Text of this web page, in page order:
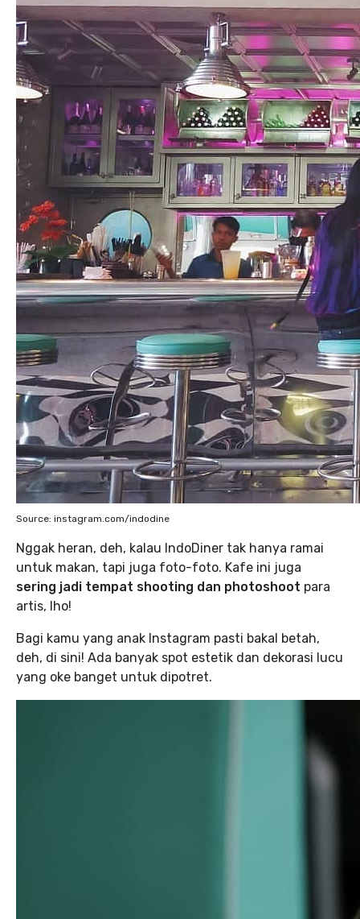
Source: instagram.com/indodine
Nggak heran, deh, kalau IndoDiner tak hanya ramai
untuk makan, tapi juga foto-foto. Kafe ini juga
sering jadi tempat shooting dan photoshoot para
artis, lho!
Bagi kamu yang anak Instagram pasti bakal betah,
deh, di sini! Ada banyak spot estetik dan dekorasi lucu
yang oke banget untuk dipotret.